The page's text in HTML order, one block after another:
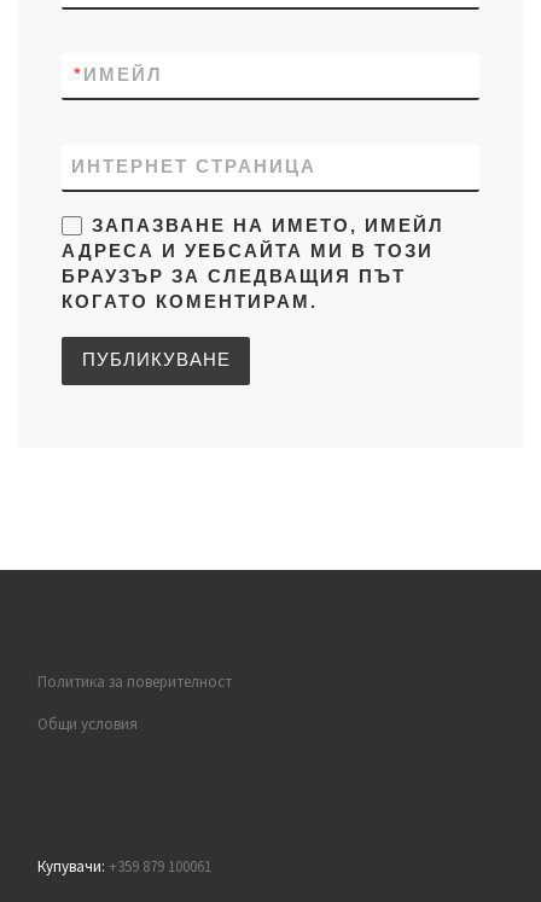
ИМЕЙЛ
*
ИНТЕРНЕТ СТРАНИЦА
ЗАПАЗВАНЕ НА ИМЕТО, ИМЕЙЛ
АДРЕСА И УЕБСАЙТА МИ В ТОЗИ
БРАУЗЪР ЗА СЛЕДВАЩИЯ ПЪТ
КОГАТО КОМЕНТИРАМ.
Политика за поверителност
Общи условия
Купувачи:+359 879 100061